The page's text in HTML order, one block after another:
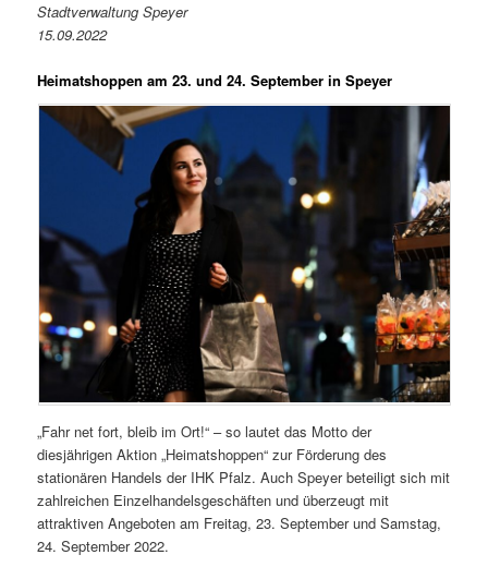
Stadtverwaltung Speyer
15.09.2022
Heimatshoppen am 23. und 24. September in Speyer
„Fahr net fort, bleib im Ort!“ – so lautet das Motto der
diesjährigen Aktion „Heimatshoppen“ zur Förderung des
stationären Handels der IHK Pfalz. Auch Speyer beteiligt sich mit
zahlreichen Einzelhandelsgeschäften und überzeugt mit
attraktiven Angeboten am Freitag, 23. September und Samstag,
24. September 2022.